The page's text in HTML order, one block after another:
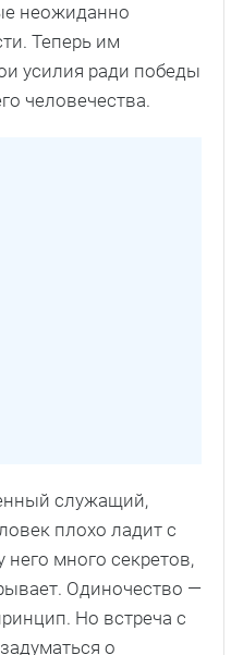
неожиданно
Теперь им
усилия ради победы
человечества.
служащий,
плохо ладит с
много секретов,
Одиночество —
Но встреча с
о